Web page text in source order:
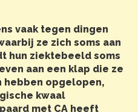
vaak tegen dingen
ze zich soms aan
hun ziektebeeld soms
aan een klap die ze
hebben opgelopen,
kwaal
met CA heeft